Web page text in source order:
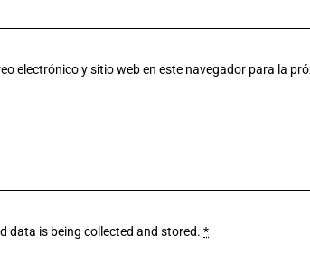
electrónico y sitio web en este navegador para la
data is beingcollected and stored.*